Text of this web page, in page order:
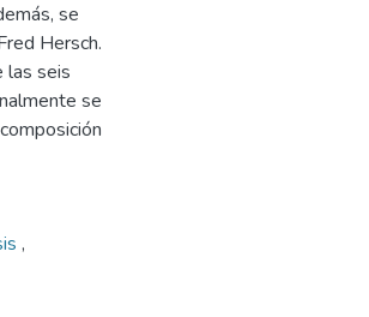
se
Hersch.
las seis
se
,